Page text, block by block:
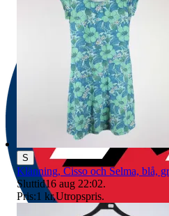
S
Klänning, Cisso och Selma, blå,
Sluttid16 aug 22:02.
Pris:1 kr,Utropspris.